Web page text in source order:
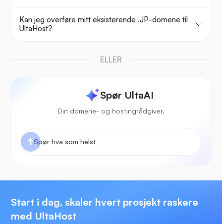
Kan jeg overføre mitt eksisterende .JP-domene til
UltaHost?
ELLER
Spør UltaAI
Din domene- og hostingrådgiver.
Start i dag, skaler hvert prosjekt raskere
med UltaHost